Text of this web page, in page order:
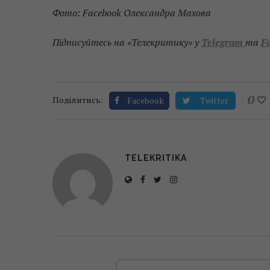
Фото: Facebook Олександра Махова
Підписуйтесь на «Телекритику» у Telegram та
Поділитись: Facebook Twitter 0
TELEKRITIKA